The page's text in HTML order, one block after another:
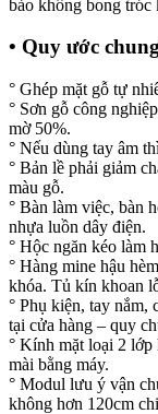
bảo không bong tróc
• Quy ước
° Ghép mặt gỗ tự
° Sơn gỗ công
mờ 50%.
° Nếu dùng tay âm
° Bản lề phải giảm
màu gỗ.
° Bàn làm việc, bàn
nhựa luồn dây điện.
° Hộc ngăn kéo làm
° Hàng mine hậu
khóa. Tủ kín khoan
° Phụ kiện, tay nắm,
tại cửa hàng – quy
° Kính mặt loại 2 lớp
mài bằng máy.
° Modul lưu ý vận
không hơn 120cm